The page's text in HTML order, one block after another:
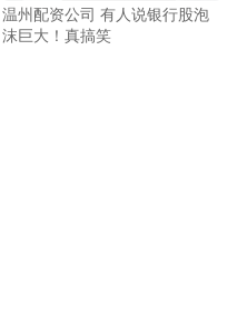
温州配资公司 有人说银行股泡
沫巨大！真搞笑